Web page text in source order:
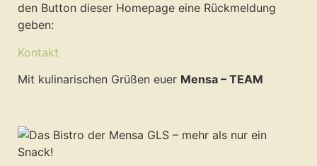
den Button dieser Homepage eine Rückmeldung
geben:
Kontakt
Mit kulinarischen Grüßen euer Mensa – TEAM